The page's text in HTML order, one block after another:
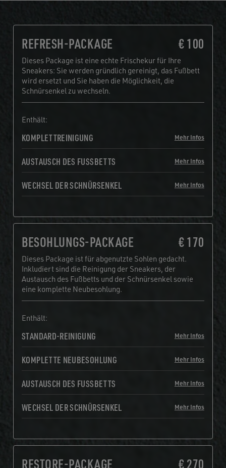
REFRESH-PACKAGE € 100
Dieses Package ist eine echte Frischekur für Ihre
Sneakers: Sie werden gründlich gereinigt, das Fußbett
wird ersetzt und Sie haben die Möglichkeit, die
Schnürsenkel zu wechseln.
Enthält:
KOMPLETTREINIGUNG Mehr Infos
AUSTAUSCH DES FUSSBETTS Mehr Infos
WECHSEL DER SCHNÜRSENKEL Mehr Infos
BESOHLUNGS-PACKAGE € 170
Dieses Package ist für abgenutzte Sohlen gedacht.
Inkludiert sind die Reinigung der Sneakers, der
Austausch des Fußbetts und der Schnürsenkel sowie
eine komplette Neubesohlung.
Enthält:
STANDARD-REINIGUNG Mehr Infos
KOMPLETTE NEUBESOHLUNG Mehr Infos
AUSTAUSCH DES FUSSBETTS Mehr Infos
WECHSEL DER SCHNÜRSENKEL Mehr Infos
RESTORE-PACKAGE € 270